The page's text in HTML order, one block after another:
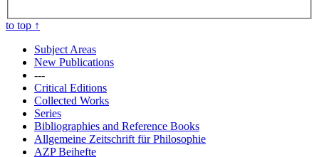
to top ↑
Subject Areas
New Publications
---
Critical Editions
Collected Works
Series
Bibliographies and Reference Books
Allgemeine Zeitschrift für Philosophie
AZP Beihefte